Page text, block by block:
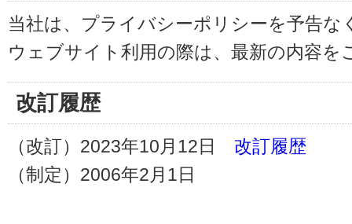
当社は、プライバシーポリシーを予告
ウェブサイト利用の際は、最新の内容を
改訂履歴
（改訂）2023年10月12日 改訂履歴
（制定）2006年2月1日